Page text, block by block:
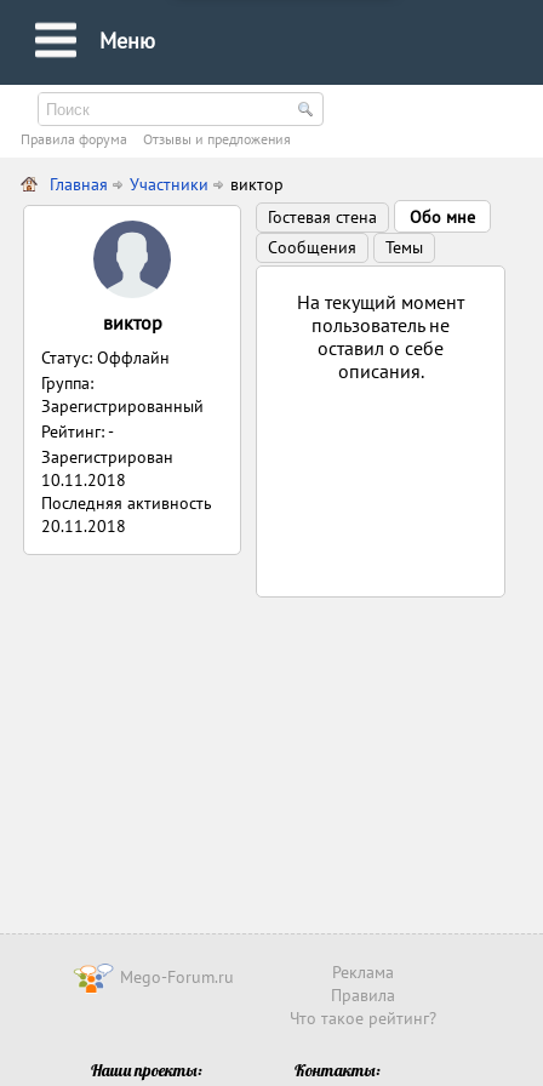
Меню
Правила форума Oтзывы и предложения
Главная Участники виктор
виктор
Статус: Оффлайн
Группа:
Зарегистрированный
Рейтинг: -
Зарегистрирован
10.11.2018
Последняя активность
20.11.2018
Гостевая стена
Обо мне
Сообщения
Темы
На текущий момент
пользователь не
оставил о себе
описания.
Mego-Forum.ru
Реклама
Правила
Что такое рейтинг?
Наши проекты:
Контакты: